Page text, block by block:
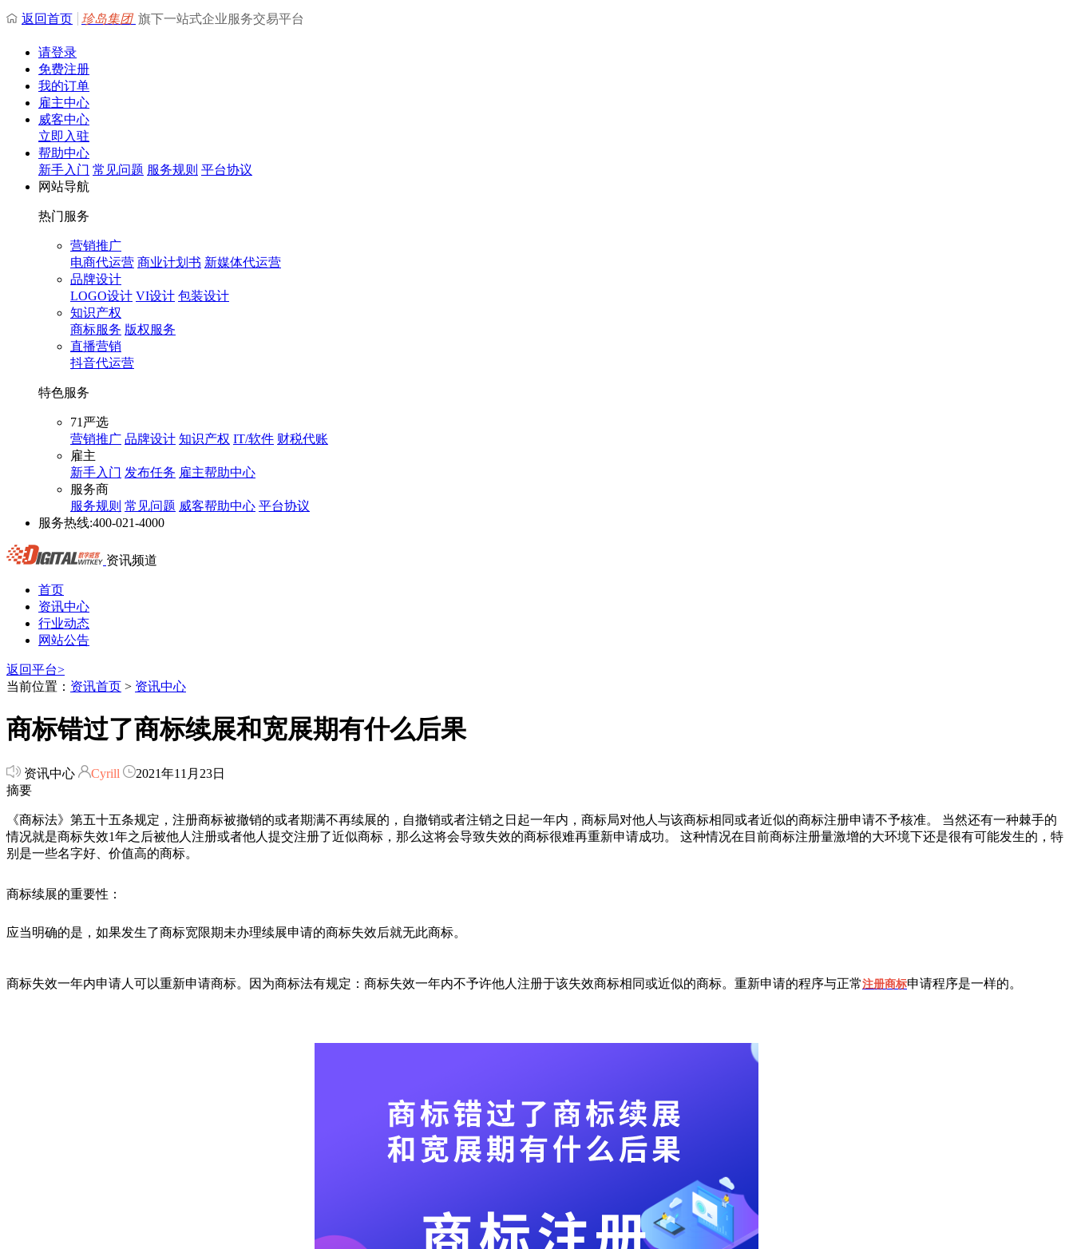
返回首页 珍岛集团 旗下一站式企业服务交易平台
请登录
免费注册
我的订单
雇主中心
威客中心
立即入驻
帮助中心
新手入门 常见问题 服务规则 平台协议
网站导航
热门服务
营销推广
电商代运营 商业计划书 新媒体代运营
品牌设计
LOGO设计 VI设计 包装设计
知识产权
商标服务 版权服务
直播营销
抖音代运营
特色服务
71严选
营销推广 品牌设计 知识产权 IT/软件 财税代账
雇主
新手入门 发布任务 雇主帮助中心
服务商
服务规则 常见问题 威客帮助中心 平台协议
服务热线:400-021-4000
资讯频道
首页
资讯中心
行业动态
网站公告
返回平台>
当前位置： 资讯首页 > 资讯中心
商标错过了商标续展和宽展期有什么后果
资讯中心 Cyrill
2021年11月23日
摘要
《商标法》第五十五条规定，注册商标被撤销的或者期满不再续展的，自撤销或者注销之日起一年内，商标局对他人与该商标相同或者近似的商标注册申请不予核准。 当然还有一种棘手的
情况就是商标失效1年之后被他人注册或者他人提交注册了近似商标，那么这将会导致失效的商标很难再重新申请成功。 这种情况在目前商标注册量激增的大环境下还是很有可能发生的，特
别是一些名字好、价值高的商标。
商标续展的重要性：
应当明确的是，如果发生了商标宽限期未办理续展申请的商标失效后就无此商标。
商标失效一年内申请人可以重新申请商标。因为商标法有规定：商标失效一年内不予许他人注册于该失效商标相同或近似的商标。重新申请的程序与正常注册商标申请程序是一样的。